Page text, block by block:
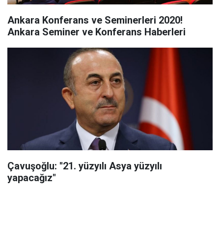
Ankara Konferans ve Seminerleri 2020!
Ankara Seminer ve Konferans Haberleri
Çavuşoğlu: ''21. yüzyılı Asya yüzyılı
yapacağız"